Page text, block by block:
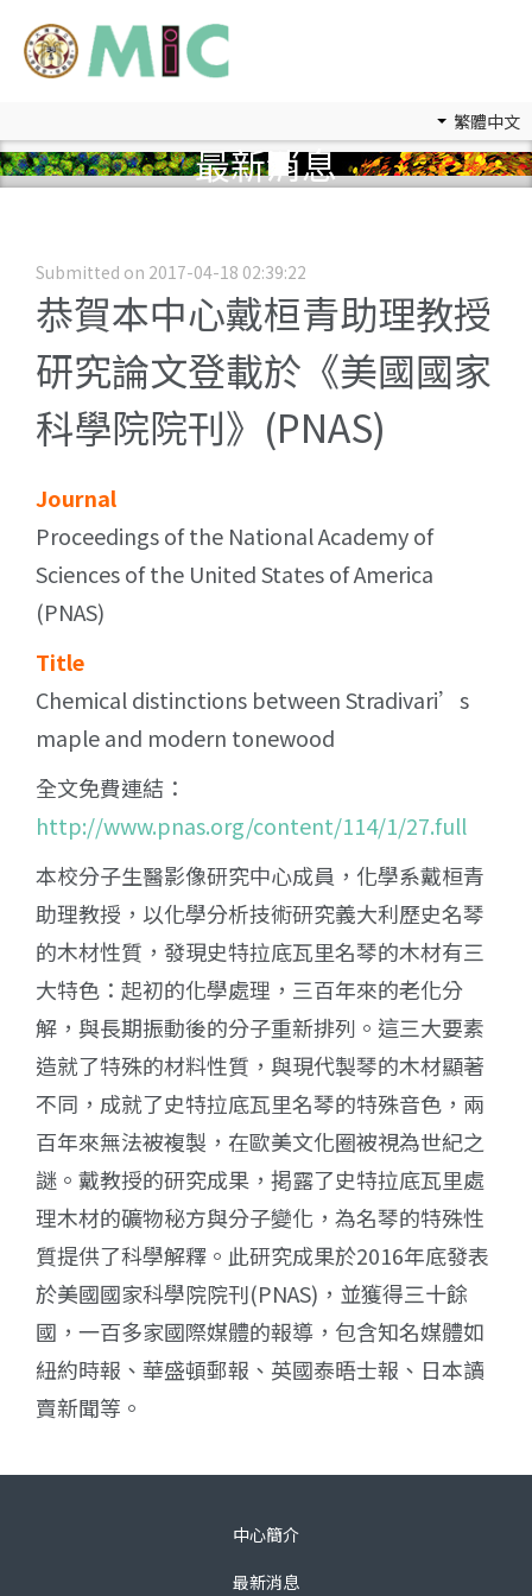
繁體中文
最新消息
Submitted on 2017-04-18 02:39:22
恭賀本中心戴桓青助理教授
研究論文登載於《美國國家
科學院院刊》(PNAS)
Journal
Proceedings of the National Academy of
Sciences of the United States of America
(PNAS)
Title
Chemical distinctions between Stradivari’s
maple and modern tonewood
全文免費連結：
http://www.pnas.org/content/114/1/27.full
本校分子生醫影像研究中心成員，化學系戴桓青
助理教授，以化學分析技術研究義大利歷史名琴
的木材性質，發現史特拉底瓦里名琴的木材有三
大特色：起初的化學處理，三百年來的老化分
解，與長期振動後的分子重新排列。這三大要素
造就了特殊的材料性質，與現代製琴的木材顯著
不同，成就了史特拉底瓦里名琴的特殊音色，兩
百年來無法被複製，在歐美文化圈被視為世紀之
謎。戴教授的研究成果，掲露了史特拉底瓦里處
理木材的礦物秘方與分子變化，為名琴的特殊性
質提供了科學解釋。此研究成果於2016年底發表
於美國國家科學院院刊(PNAS)，並獲得三十餘
國，一百多家國際媒體的報導，包含知名媒體如
紐約時報、華盛頓郵報、英國泰晤士報、日本讀
賣新聞等。
中心簡介
最新消息